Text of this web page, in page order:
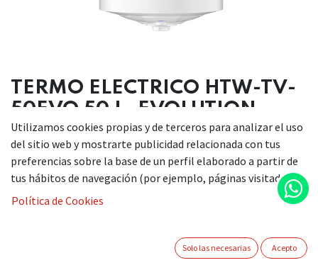
TERMO ELECTRICO HTW-TV-
50EVO 50 L. EVOLUTION
DESCRIPCIÓN
Termo eléctrico Serie Evolution de instalación
vertical de 50 litros de capacidad, 1.500 W de
tanque esmaltado en polvo seco, temperatura
ajustable, ánodo anticorrosivo de magnesio XL,
Utilizamos cookies propias y de terceros para analizar el uso
del sitio web y mostrarte publicidad relacionada con tus
preferencias sobre la base de un perfil elaborado a partir de
tus hábitos de navegación (por ejemplo, páginas visitadas).
Política de Cookies
Solo las necesarias Acepto